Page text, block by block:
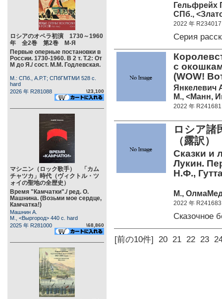
ロシアのオペラ初演 1730～1960
年 全2巻 第2巻 М-Я
Первые оперные постановки в
России. 1730-1960. В 2 т. Т.2: От
М до Я./ сост. М.М. Годлевская.
М.: СПб., А.Р.Т; СПбГМТМИ 528 c.
hard
2026 年 R281088
\23,100
マシニン（ロック歌手） 「カム
チャツカ」時代（ヴィクトル・ツ
ォイの聖地の全歴史）
Время "Камчатки"./ ред. О.
Машнина. (Возьми мое сердце,
Камчатка!)
Машнин А.
М., <Выргород> 440 c. hard
2025 年 R281000
\68,860
Гельфрейх
СПб.,
2022 年 R234017
Серия
с
(WOW!
Янкелевич
М., <Манн,
2022 年 R241681
ロシア諸
（露訳）
Сказки и
Лукин.
Н.Ф.,
М.,
2022 年 R241683
Сказочное
[前の10件] 20 21 22 23